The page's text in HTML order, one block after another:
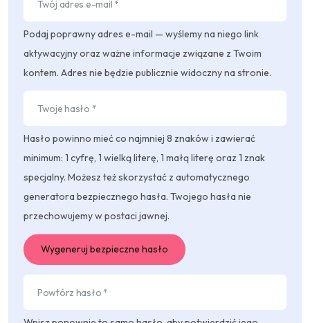
Podaj poprawny adres e-mail — wyślemy na niego link
aktywacyjny oraz ważne informacje związane z Twoim
kontem. Adres nie będzie publicznie widoczny na stronie.
Hasło powinno mieć co najmniej 8 znaków i zawierać
minimum: 1 cyfrę, 1 wielką literę, 1 małą literę oraz 1 znak
specjalny. Możesz też skorzystać z automatycznego
generatora bezpiecznego hasła. Twojego hasła nie
przechowujemy w postaci jawnej.
Wygeneruj bezpieczne hasło